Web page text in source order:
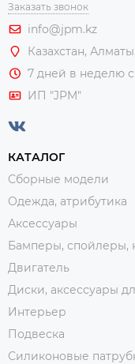
Заказать звонок
info@jpm.kz
Казахстан, Алматы,
7 дней в неделю с
ИП "JPM"
КАТАЛОГ
Сборные модели
Одежда, атрибутика
Аксессуары
Бамперы, спойлеры,
Двигатель
Диски, аксессуары
Интерьер
Подвеска
Силиконовые